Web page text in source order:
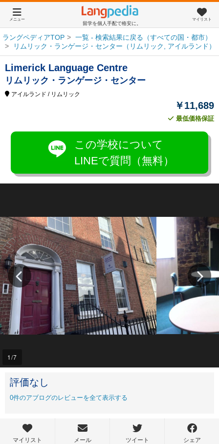
留学を個人手配で格安に。
メニュー マイリスト
ラングペディアTOP
一覧 - 検索結果に戻る（すべての国・都市）
リムリック・ランゲージ・センター（リムリック, アイルランド）
Limerick Language Centre
リムリック・ランゲージ・センター
アイルランド / リムリック
￥11,689
最低価格保証
この学校について
LINEで質問（無料）
1/7
評価なし
0件のアブログのレビューを全て表示する
マイリスト メール ツイート シェア